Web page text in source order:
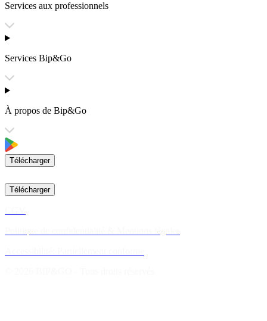
Services aux professionnels
Services Bip&Go
À propos de Bip&Go
Télécharger
Télécharger